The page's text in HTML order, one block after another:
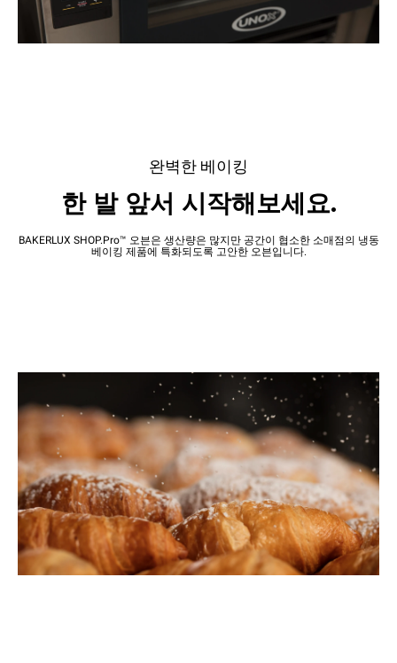
완벽한 베이킹
한 발 앞서 시작해보세요.
BAKERLUX SHOP.Pro™ 오븐은 생산량은 많지만 공간이 협소한 소매점의 냉동
베이킹 제품에 특화되도록 고안한 오븐입니다.